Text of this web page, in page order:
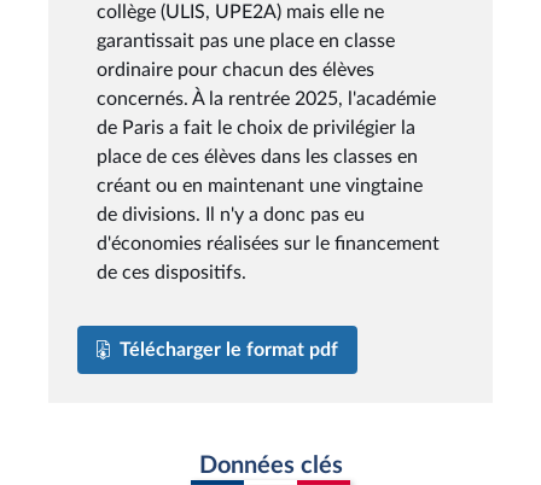
collège (ULIS, UPE2A) mais elle ne
garantissait pas une place en classe
ordinaire pour chacun des élèves
concernés. À la rentrée 2025, l'académie
de Paris a fait le choix de privilégier la
place de ces élèves dans les classes en
créant ou en maintenant une vingtaine
de divisions. Il n'y a donc pas eu
d'économies réalisées sur le financement
de ces dispositifs.
Télécharger le format pdf
Données clés